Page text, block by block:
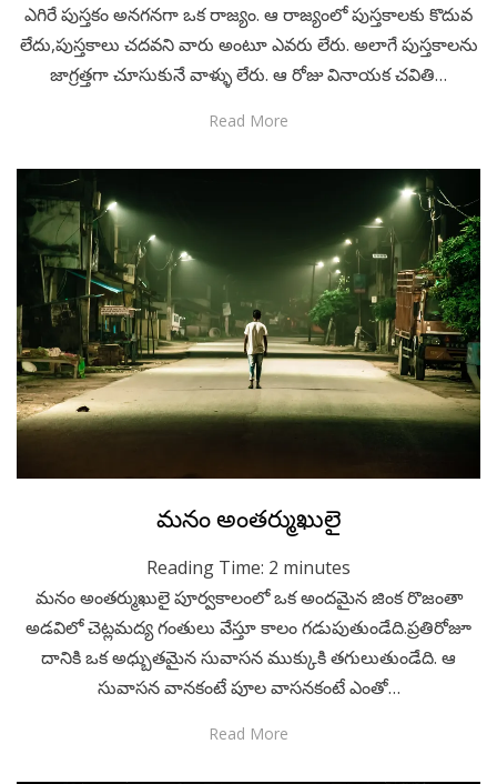
ఎగిరే పుస్తకం అనగనగా ఒక రాజ్యం. ఆ రాజ్యంలో పుస్తకాలకు కొదువ
లేదు,పుస్తకాలు చదవని వారు అంటూ ఎవరు లేరు. అలాగే పుస్తకాలను
జాగ్రత్తగా చూసుకునే వాళ్ళు లేరు. ఆ రోజు వినాయక చవితి…
Read More
Posted
on
November 9, 2020
Telugu
మనం అంతర్ముఖులై
Reading Time: 2 minutes
మనం అంతర్ముఖులై పూర్వకాలంలో ఒక అందమైన జింక రొజంతా
అడవిలో చెట్లమద్య గంతులు వేస్తూ కాలం గడుపుతుండేది.ప్రతిరోజూ
దానికి ఒక అధ్బుతమైన సువాసన ముక్కుకి తగులుతుండేది. ఆ
సువాసన వానకంటే పూల వాసనకంటే ఎంతో…
Read More